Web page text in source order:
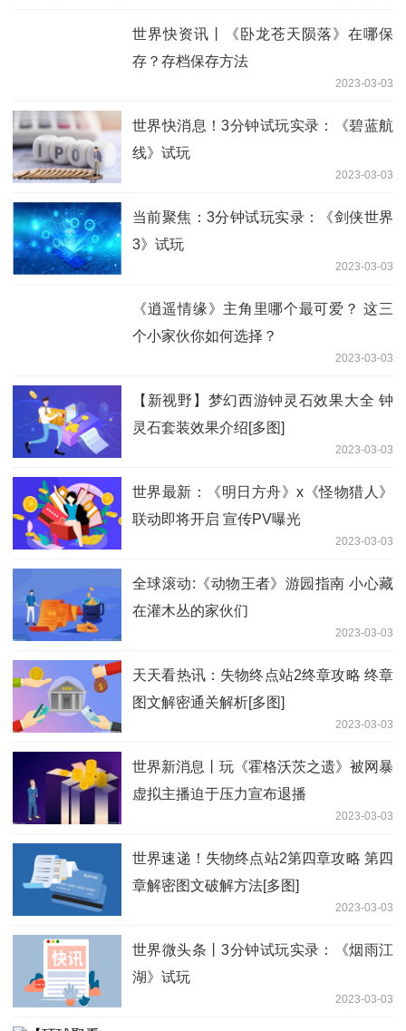
世界快资讯丨《卧龙苍天陨落》在哪保
存？存档保存方法
2023-03-03
世界快消息！3分钟试玩实录：《碧蓝航
线》试玩
2023-03-03
当前聚焦：3分钟试玩实录：《剑侠世界
3》试玩
2023-03-03
《逍遥情缘》主角里哪个最可爱？ 这三
个小家伙你如何选择？
2023-03-03
【新视野】梦幻西游钟灵石效果大全 钟
灵石套装效果介绍[多图]
2023-03-03
世界最新：《明日方舟》x《怪物猎人》
联动即将开启 宣传PV曝光
2023-03-03
全球滚动:《动物王者》游园指南 小心藏
在灌木丛的家伙们
2023-03-03
天天看热讯：失物终点站2终章攻略 终章
图文解密通关解析[多图]
2023-03-03
世界新消息丨玩《霍格沃茨之遗》被网暴
虚拟主播迫于压力宣布退播
2023-03-03
世界速递！失物终点站2第四章攻略 第四
章解密图文破解方法[多图]
2023-03-03
世界微头条丨3分钟试玩实录：《烟雨江
湖》试玩
2023-03-03